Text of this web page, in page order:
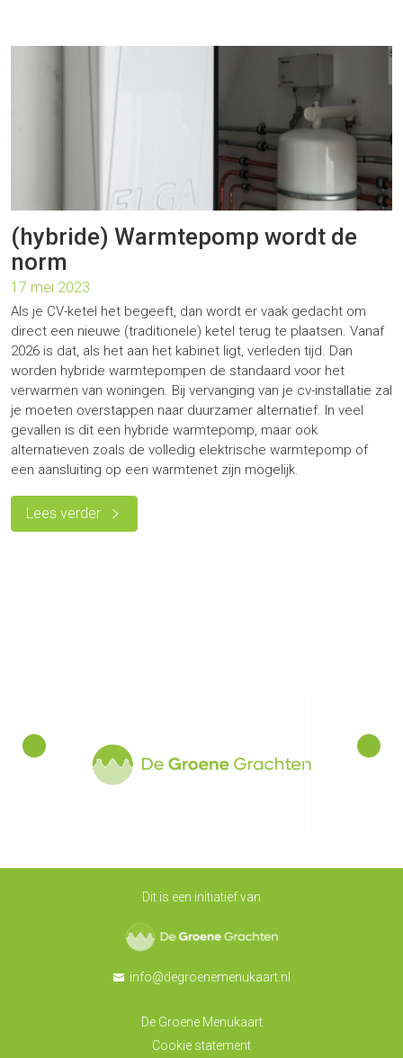
(hybride) Warmtepomp wordt de
norm
17 mei 2023
Als je CV-ketel het begeeft, dan wordt er vaak gedacht om
direct een nieuwe (traditionele) ketel terug te plaatsen. Vanaf
2026 is dat, als het aan het kabinet ligt, verleden tijd. Dan
worden hybride warmtepompen de standaard voor het
verwarmen van woningen. Bij vervanging van je cv-installatie zal
je moeten overstappen naar duurzamer alternatief. In veel
gevallen is dit een hybride warmtepomp, maar ook
alternatieven zoals de volledig elektrische warmtepomp of
een aansluiting op een warmtenet zijn mogelijk.
Lees verder
Dit is een initiatief van
info@degroenemenukaart.nl
De Groene Menukaart
Cookie statement